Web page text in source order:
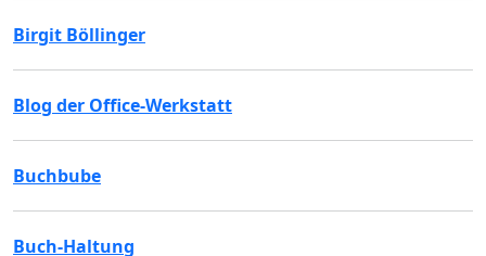
Birgit Böllinger
Blog der Office-Werkstatt
Buchbube
Buch-Haltung